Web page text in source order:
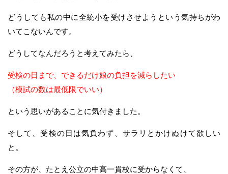
どうしても私の中に全統小を受けさせようという気持ちがわ
いてこないんです。
どうしてなんだろうと考えてみたら、
受検の日まで、できるだけ娘の負担を減らしたい
（模試の数は最低限でいい）
という思いがあることに気付きました。
そして、受検の日は気負わず、サラリとかけぬけて欲しい
と。
その方が、たとえ公立の中高一貫校に受からなくて、